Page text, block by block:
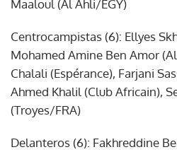
Maaloul (Al Ahli/EGY)
Centrocampistas (6): Ellyes
Mohamed Amine Ben Amor
Chalali (Espérance), Farjani
Ahmed Khalil (Club Africain),
(Troyes/FRA)
Delanteros (6): Fakhreddine